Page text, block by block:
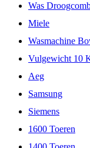
Was
Miele
Wasmachine
Vulgewicht 10
Aeg
Samsung
Siemens
1600 Toeren